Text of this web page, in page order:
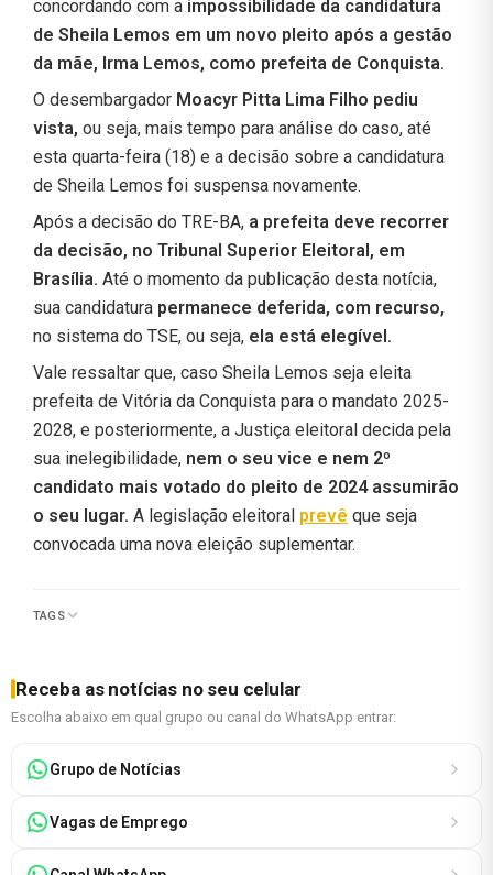
concordando com a impossibilidade da candidatura
de Sheila Lemos em um novo pleito após a gestão
da mãe, Irma Lemos, como prefeita de Conquista.
O desembargador Moacyr Pitta Lima Filho pediu
vista, ou seja, mais tempo para análise do caso, até
esta quarta-feira (18) e a decisão sobre a candidatura
de Sheila Lemos foi suspensa novamente.
Após a decisão do TRE-BA, a prefeita deve recorrer
da decisão, no Tribunal Superior Eleitoral, em
Brasília. Até o momento da publicação desta notícia,
sua candidatura permanece deferida, com recurso,
no sistema do TSE, ou seja, ela está elegível.
Vale ressaltar que, caso Sheila Lemos seja eleita
prefeita de Vitória da Conquista para o mandato 2025-
2028, e posteriormente, a Justiça eleitoral decida pela
sua inelegibilidade, nem o seu vice e nem 2º
candidato mais votado do pleito de 2024 assumirão
o seu lugar. A legislação eleitoral prevê que seja
convocada uma nova eleição suplementar.
TAGS
Receba as notícias no seu celular
Escolha abaixo em qual grupo ou canal do WhatsApp entrar:
Grupo de Notícias
Vagas de Emprego